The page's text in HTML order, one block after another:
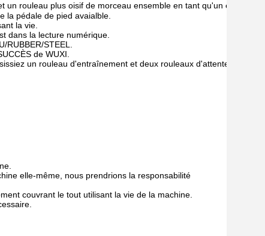
rouleau plus oisif de morceau ensemble en tant qu'un ensemble
la pédale de pied avaialble.
la vie.
dans la lecture numérique.
STEEL.
de WUXI.
un rouleau d'entraînement et deux rouleaux d'attente pour
elle-même, nous prendrions la responsabilité
couvrant le tout utilisant la vie de la machine.